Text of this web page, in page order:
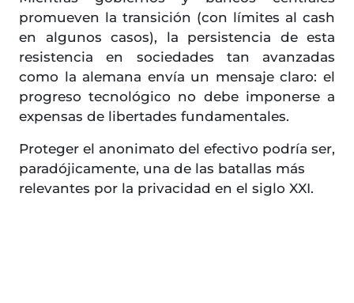
promueven la transición (con límites al cash
en algunos casos), la persistencia de esta
resistencia en sociedades tan avanzadas
como la alemana envía un mensaje claro: el
progreso tecnológico no debe imponerse a
expensas de libertades fundamentales.
Proteger el anonimato del efectivo podría ser,
paradójicamente, una de las batallas más
relevantes por la privacidad en el siglo XXI.